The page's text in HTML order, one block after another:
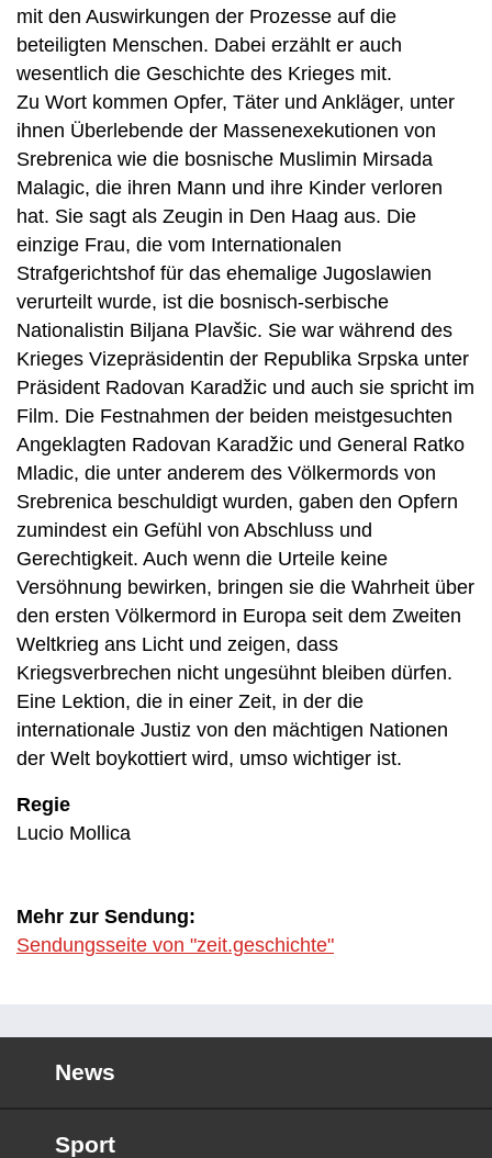
mit den Auswirkungen der Prozesse auf die
beteiligten Menschen. Dabei erzählt er auch
wesentlich die Geschichte des Krieges mit.
Zu Wort kommen Opfer, Täter und Ankläger, unter
ihnen Überlebende der Massenexekutionen von
Srebrenica wie die bosnische Muslimin Mirsada
Malagic, die ihren Mann und ihre Kinder verloren
hat. Sie sagt als Zeugin in Den Haag aus. Die
einzige Frau, die vom Internationalen
Strafgerichtshof für das ehemalige Jugoslawien
verurteilt wurde, ist die bosnisch-serbische
Nationalistin Biljana Plavšic. Sie war während des
Krieges Vizepräsidentin der Republika Srpska unter
Präsident Radovan Karadžic und auch sie spricht im
Film. Die Festnahmen der beiden meistgesuchten
Angeklagten Radovan Karadžic und General Ratko
Mladic, die unter anderem des Völkermords von
Srebrenica beschuldigt wurden, gaben den Opfern
zumindest ein Gefühl von Abschluss und
Gerechtigkeit. Auch wenn die Urteile keine
Versöhnung bewirken, bringen sie die Wahrheit über
den ersten Völkermord in Europa seit dem Zweiten
Weltkrieg ans Licht und zeigen, dass
Kriegsverbrechen nicht ungesühnt bleiben dürfen.
Eine Lektion, die in einer Zeit, in der die
internationale Justiz von den mächtigen Nationen
der Welt boykottiert wird, umso wichtiger ist.
Regie
Lucio Mollica
Mehr zur Sendung:
Sendungsseite von "zeit.geschichte"
News
Sport